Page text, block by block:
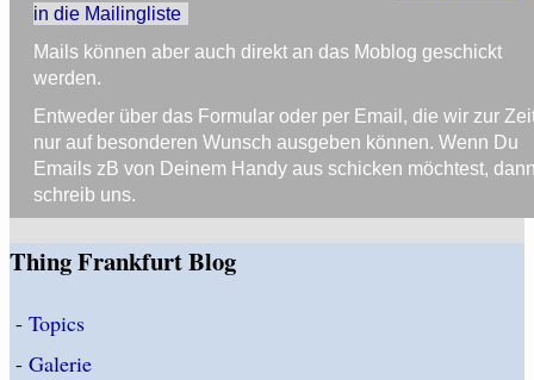
in die Mailingliste
Mails können aber auch direkt an das Moblog geschickt
werden.
Entweder über das Formular oder per Email, die wir zur
nur auf besonderen Wunsch ausgeben können. Wenn Du
Emails zB von Deinem Handy aus schicken möchtest,
schreib uns.
Thing Frankfurt Blog
- Topics
- Galerie